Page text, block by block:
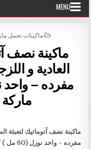
MENU
POSTED IN
ماكينات تحمل
ماكينة نصف
العادية و
ماكينة نصف آتوماتيك لتعبئة
مفرده – واحد نوزل (60 مل )